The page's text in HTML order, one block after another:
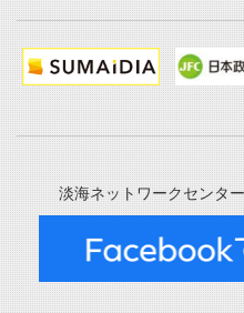
淡海ネットワークセンタ